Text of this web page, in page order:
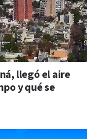
llegó el aire
y qué se